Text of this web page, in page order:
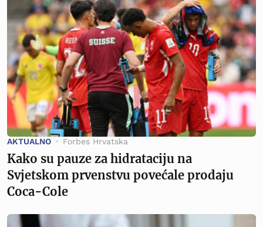
AKTUALNO Forbes Hrvatska
Kako su pauze za hidrataciju na
Svjetskom prvenstvu povećale prodaju
Coca-Cole